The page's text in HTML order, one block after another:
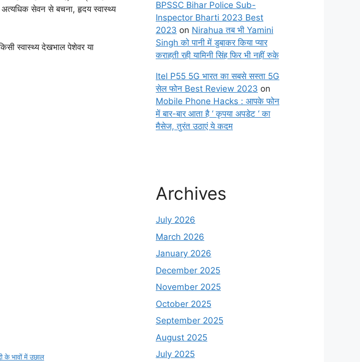
सेवन से बचना, हृदय स्वास्थ्य
स्वास्थ्य देखभाल पेशेवर या
भावों में उछाल
BPSSC Bihar Police Sub-
Inspector Bharti 2023 Best
2023 on Nirahua तब भी Yamini
Singh को पानी में डुबाकर किया प्यार
कराहती रही यामिनी सिंह फिर भी नहीं रुके
Itel P55 5G भारत का सबसे सस्ता 5G
सेल फोन Best Review 2023 on
Mobile Phone Hacks : आपके फोन
में बार-बार आता है ‘ कृपया अपडेट ‘ का
मैसेज, तुरंत उठाएं ये कदम
Archives
July 2026
March 2026
January 2026
December 2025
November 2025
October 2025
September 2025
August 2025
July 2025